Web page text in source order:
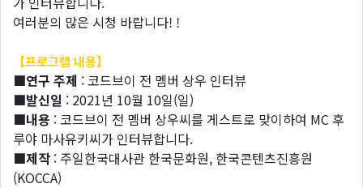
여러분의 많은 시청 바랍니다! !
【프로그램 내용】
■연구 주제 : 코드브이 전 멤버 상우 인터뷰
■발신일 : 2021년 10월 10일(일)
■내용 : 코드브이 전 멤버 상우씨를 게스트로 맞이하여 MC 후
루야 마사유키씨가 인터뷰합니다.
■제작 : 주일한국대사관 한국문화원, 한국콘텐츠진흥원
(KOCCA)